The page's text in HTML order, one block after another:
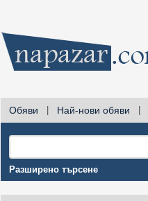
Обяви Най-нови обяви
Разширено търсене